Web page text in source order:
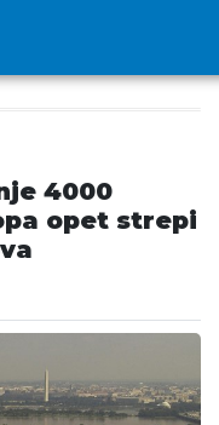
4000
opet strepi